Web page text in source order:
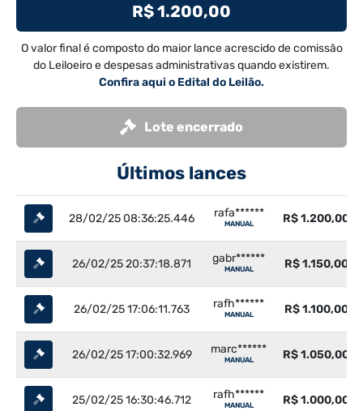
R$ 1.200,00
O valor final é composto do maior lance acrescido de comissão
do Leiloeiro e despesas administrativas quando existirem.
Confira aqui o Edital do Leilão.
Lote encerrado
Últimos lances
28/02/25 08:36:25.446 rafa******
MANUAL R$ 1.200,00
26/02/25 20:37:18.871 gabr******
MANUAL R$ 1.150,00
26/02/25 17:06:11.763 rafh******
MANUAL R$ 1.100,00
26/02/25 17:00:32.969 marc******
MANUAL R$ 1.050,00
25/02/25 16:30:46.712 rafh******
MANUAL R$ 1.000,00